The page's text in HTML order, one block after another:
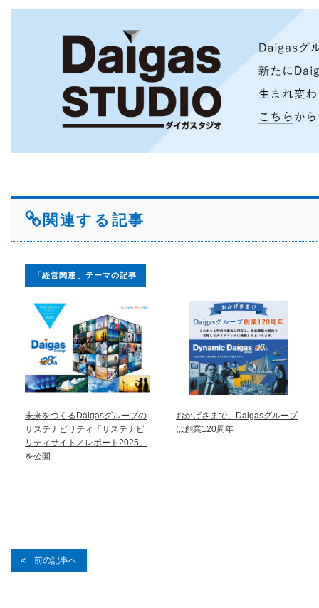
関連する記事
「経営関連」テーマの記事
未来をつくるDaigasグループの
サステナビリティ「サステナビ
リティサイト／レポート2025」
を公開
おかげさまで、Daigasグループ
は創業120周年
前の記事へ